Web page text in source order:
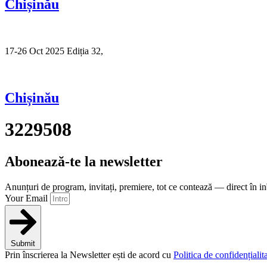
Chișinău
17-26 Oct 2025 Ediția 32,
Chișinău
3229508
Abonează-te la newsletter
Anunțuri de program, invitați, premiere, tot ce contează — direct în
Your Email
Submit
Prin înscrierea la Newsletter ești de acord cu Politica de